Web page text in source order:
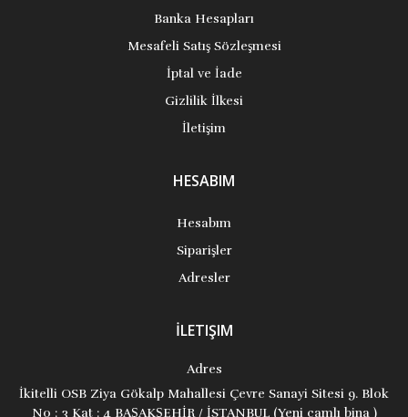
Banka Hesapları
Mesafeli Satış Sözleşmesi
İptal ve İade
Gizlilik İlkesi
İletişim
HESABIM
Hesabım
Siparişler
Adresler
İLETIŞIM
Adres
İkitelli OSB Ziya Gökalp Mahallesi Çevre Sanayi Sitesi 9. Blok
No : 3 Kat : 4 BAŞAKŞEHİR / İSTANBUL (Yeni camlı bina )